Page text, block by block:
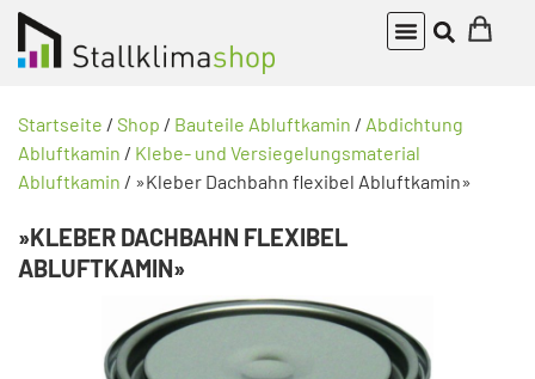
Startseite / Shop / Bauteile Abluftkamin / Abdichtung
Abluftkamin / Klebe- und Versiegelungsmaterial
Abluftkamin / »Kleber Dachbahn flexibel Abluftkamin»
»KLEBER DACHBAHN FLEXIBEL
ABLUFTKAMIN»